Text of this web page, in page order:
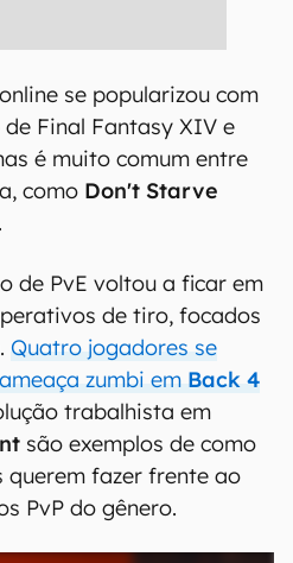
se popularizou com
de Final Fantasy XIV e
é muito comum entre
como Don't Starve
.
de PvE voltou a ficar em
de tiro, focados
Quatro jogadores se
zumbi em Back 4
trabalhista em
são exemplos de como
fazer frente ao
PvP do gênero.